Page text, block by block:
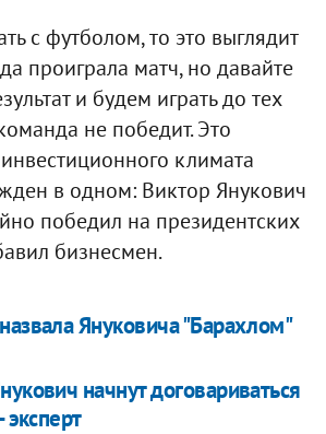
с футболом, то это выглядит
проиграла матч, но давайте
и будем играть до тех
не победит. Это
климата
в одном: Виктор Янукович
победил на президентских
бизнесмен.
Януковича "Барахлом"
начнут договариваться
эксперт